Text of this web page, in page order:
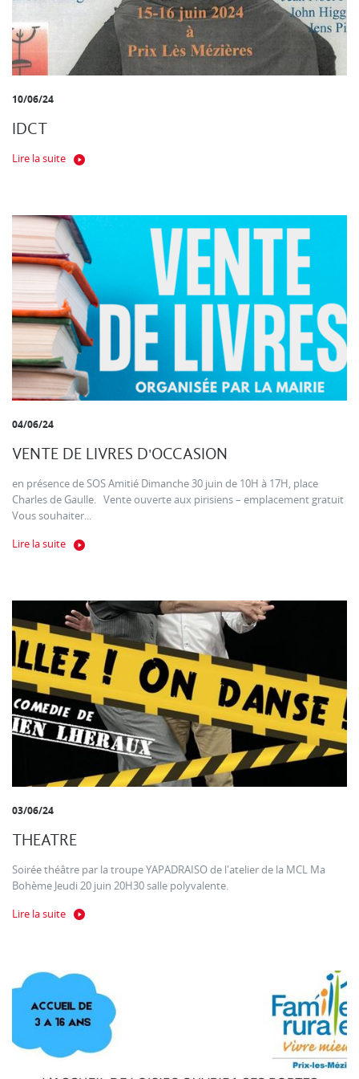
10/06/24
IDCT
Lire la suite
04/06/24
VENTE DE LIVRES D'OCCASION
en présence de SOS Amitié Dimanche 30 juin de 10H à 17H, place
Charles de Gaulle. Vente ouverte aux pirisiens – emplacement gratuit
Vous souhaiter...
Lire la suite
03/06/24
THEATRE
Soirée théâtre par la troupe YAPADRAISO de l'atelier de la MCL Ma
Bohème Jeudi 20 juin 20H30 salle polyvalente.
Lire la suite